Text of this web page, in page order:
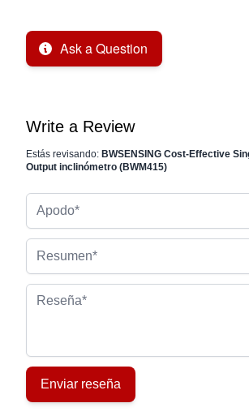
Ask a Question
Write a Review
Estás revisando: BWSENSING Cost-Effective
Output inclinómetro (BWM415)
Reseña
Enviar reseña